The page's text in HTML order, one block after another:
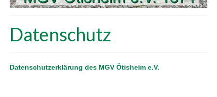
Datenschutz
Datenschutzerklärung des MGV Ötisheim e.V.